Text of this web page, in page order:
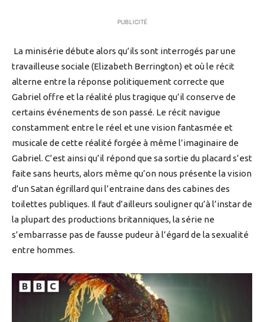
PUBLICITÉ
La minisérie débute alors qu’ils sont interrogés par une
travailleuse sociale (Elizabeth Berrington) et où le récit
alterne entre la réponse politiquement correcte que
Gabriel offre et la réalité plus tragique qu’il conserve de
certains événements de son passé. Le récit navigue
constamment entre le réel et une vision fantasmée et
musicale de cette réalité forgée à même l’imaginaire de
Gabriel. C’est ainsi qu’il répond que sa sortie du placard s’est
faite sans heurts, alors même qu’on nous présente la vision
d’un Satan égrillard qui l’entraine dans des cabines des
toilettes publiques. Il faut d’ailleurs souligner qu’à l’instar de
la plupart des productions britanniques, la série ne
s’embarrasse pas de fausse pudeur à l’égard de la sexualité
entre hommes.